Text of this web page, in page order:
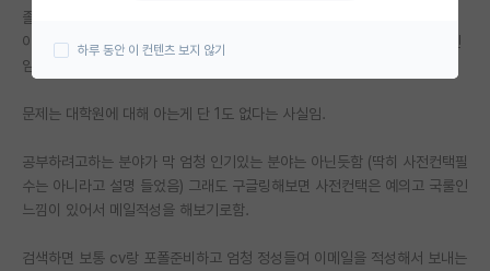
연구실(PI) 홍보 게시판
석박사 채용 정보 게시판
임용 정보 게시판
학부 인턴 게시판
취업 게시판
졸업생이고 1년동안 쌍기사 따고 놀면서 취준하는데 너무 공부하고싶던 분
야가 계속 눈에 밟혀서 각잡고 취준하기전에 함 도전해보자라고 생각한 1인
임.
문제는 대학원에 대해 아는게 단 1도 없다는 사실임.
공부하려고하는 분야가 막 엄청 인기있는 분야는 아닌듯함 (딱히 사전컨택필
수는 아니라고 설명 들었음) 그래도 구글링해보면 사전컨택은 예의고 국룰인
느낌이 있어서 메일적성을 해보기로함.
검색하면 보통 cv랑 포폴준비하고 엄청 정성들여 이메일을 적성해서 보내는
하루 동안 이 컨텐츠 보지 않기